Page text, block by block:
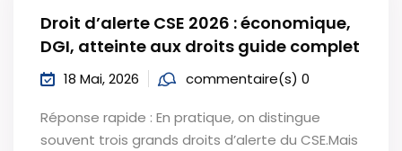
Droit d’alerte CSE 2026 : économique,
DGI, atteinte aux droits guide complet
18 Mai, 2026 commentaire(s) 0
Réponse rapide : En pratique, on distingue
souvent trois grands droits d’alerte du CSE.Mais